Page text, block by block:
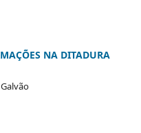
NA DITADURA